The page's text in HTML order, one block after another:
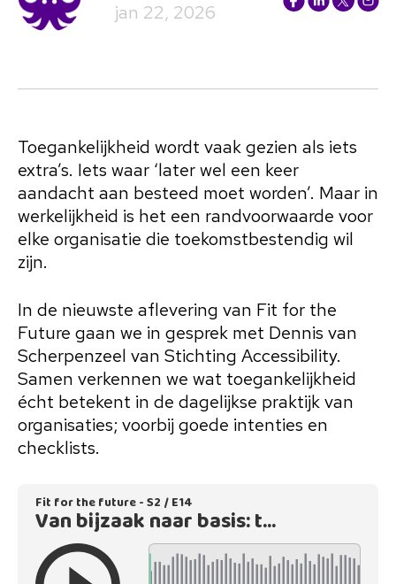
jan 22, 2026
Toegankelijkheid wordt vaak gezien als iets
extra’s. Iets waar ‘later wel een keer
aandacht aan besteed moet worden’. Maar in
werkelijkheid is het een randvoorwaarde voor
elke organisatie die toekomstbestendig wil
zijn.
In de nieuwste aflevering van Fit for the
Future gaan we in gesprek met Dennis van
Scherpenzeel van Stichting Accessibility.
Samen verkennen we wat toegankelijkheid
écht betekent in de dagelijkse praktijk van
organisaties; voorbij goede intenties en
checklists.